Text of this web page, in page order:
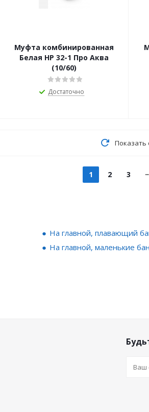
Муфта комбинированная
Белая НР 32-1 Про Аква
(10/60)
Достаточно
Показать
1 2 3
На главной, плавающий
На главной, маленькие